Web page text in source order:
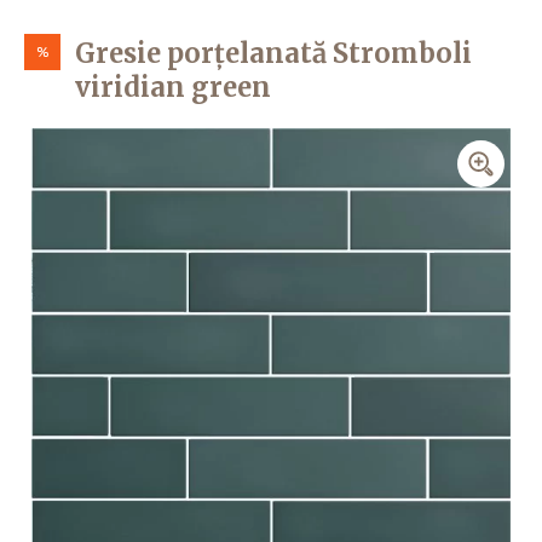
%
Gresie porțelanată Stromboli
viridian green